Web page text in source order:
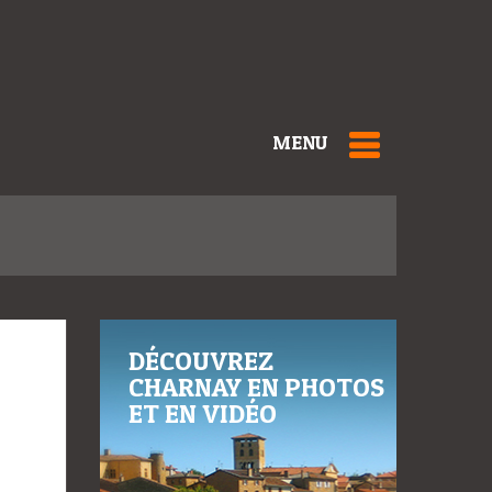
MENU
DÉCOUVREZ
CHARNAY EN PHOTOS
ET EN VIDÉO